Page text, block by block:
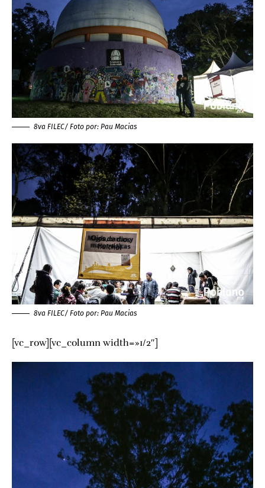
8va FILEC/ Foto por: Pau Macias
8va FILEC/ Foto por: Pau Macias
[vc_row][vc_column width=»1/2″]